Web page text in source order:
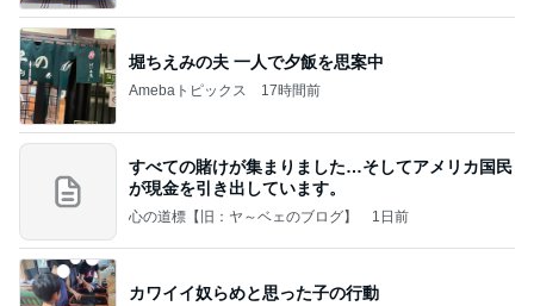
堀ちえみの夫 一人で夕飯を思案中
Amebaトピックス 17時間前
すべての賭けが集まりました…そしてアメリカ国民
が現金を引き出しています。
心の道標【旧：ヤ～ベェのブログ】 1日前
カワイイ奴らめと思った子の行動